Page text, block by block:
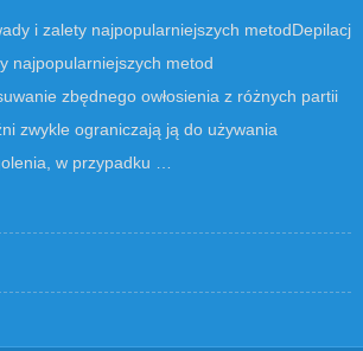
Depilacj
najpopularniejszych metod
zbędnego owłosienia z różnych partii
zwykle ograniczają ją do używania
w przypadku …